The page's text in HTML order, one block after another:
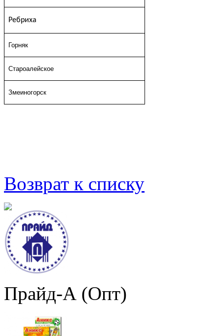
Ребриха
Горняк
Староалейское
Змеиногорск
Возврат к списку
Прайд-А (Опт)